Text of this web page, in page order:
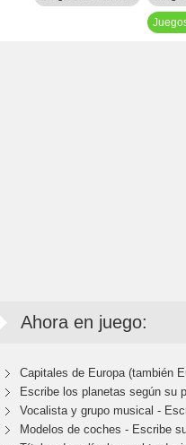
Ahora en juego:
Capitales de Europa (también
Escribe los planetas según su
Vocalista y grupo musical -
Modelos de coches - Escribe